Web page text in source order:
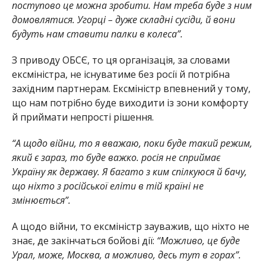
поступово це можна зробити. Нам треба буде з ним
домовлятися. Угорці – дуже складні сусіди, й вони
будуть нам ставити палки в колеса”.
З приводу ОБСЄ, то ця організація, за словами
ексміністра, не існуватиме без росії й потрібна
західним партнерам. Ексміністр впевнений у тому,
що нам потрібно буде виходити із зони комфорту
й приймати непрості рішення.
“А щодо війни, то я вважаю, поки буде такий режим,
який є зараз, то буде важко. росія не сприймає
Україну як державу. Я багато з ким спілкуюся й бачу,
що ніхто з російської еліти в тій країні не
змінюється”.
А щодо війни, то ексміністр зауважив, що ніхто не
знає, де закінчаться бойові дії: “Можливо, це буде
Урал, може, Москва, а можливо, десь тут в горах”.